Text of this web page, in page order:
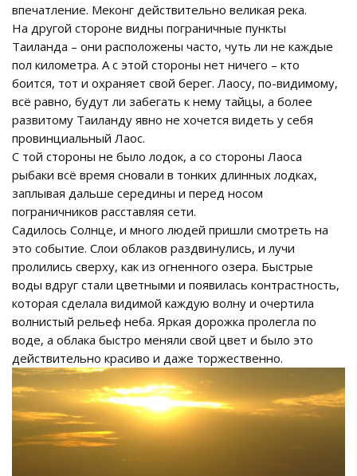
впечатление. Меконг действительно великая река.
На другой стороне видны пограничные пункты
Таиланда – они расположены часто, чуть ли не каждые
пол километра. А с этой стороны нет ничего – кто
боится, тот и охраняет свой берег. Лаосу, по-видимому,
всё равно, будут ли забегать к нему тайцы, а более
развитому Таиланду явно не хочется видеть у себя
провинциальный Лаос.
С той стороны не было лодок, а со стороны Лаоса
рыбаки всё время сновали в тонких длинных лодках,
заплывая дальше середины и перед носом
пограничников расставляя сети.
Садилось Солнце, и много людей пришли смотреть на
это событие. Слои облаков раздвинулись, и лучи
пролились сверху, как из огненного озера. Быстрые
воды вдруг стали цветными и появилась контрастность,
которая сделала видимой каждую волну и очертила
волнистый рельеф неба. Яркая дорожка пролегла по
воде, а облака быстро меняли свой цвет и было это
действительно красиво и даже торжественно.